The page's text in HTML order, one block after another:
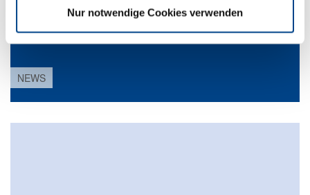
Nur notwendige Cookies verwenden
NEWS